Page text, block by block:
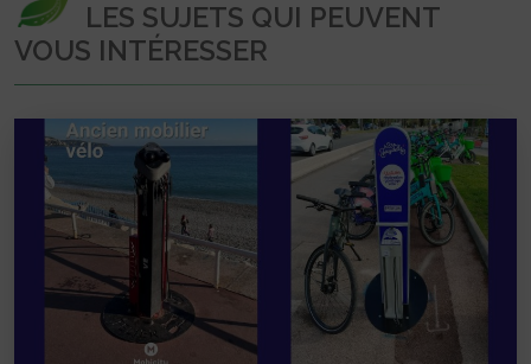
LES SUJETS QUI PEUVENT
VOUS INTÉRESSER